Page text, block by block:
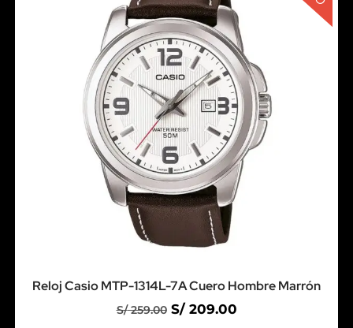
Reloj Casio MTP-1314L-7A Cuero Hombre Marrón
S/259.00 S/209.00